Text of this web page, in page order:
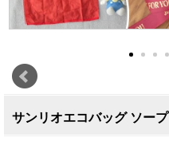
サンリオエコバッグ ソー